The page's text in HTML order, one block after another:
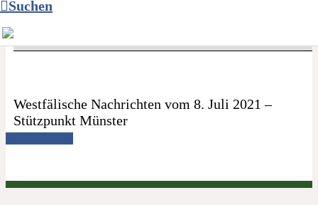
Suchen
8. Juli 2021
Presseschau
Westfälische Nachrichten vom 8. Juli 2021 –
Stützpunkt Münster